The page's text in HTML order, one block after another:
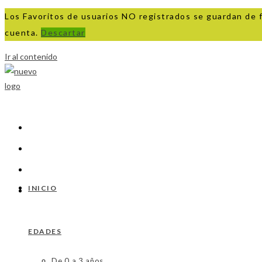
Los Favoritos de usuarios NO registrados se guardan
cuenta. Descartar
Ir al contenido
INICIO
EDADES